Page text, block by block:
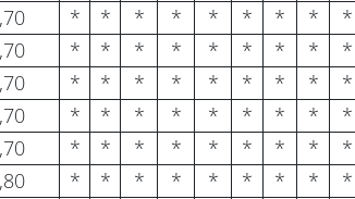
* * * * * * * * *
* * * * * * * * *
* * * * * * * * *
* * * * * * * * *
* * * * * * * * *
* * * * * * * * *